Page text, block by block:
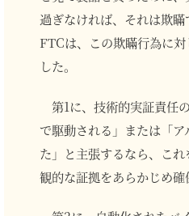
過ぎなければ、それは欺
FTCは、この欺瞞行為に
した。
第1に、技術的実証責任
で駆動される」または「
た」と主張するなら、こ
観的な証拠をあらかじめ確